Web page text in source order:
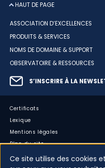
HAUT DE PAGE
ASSOCIATION D’EXCELLENCES
PRODUITS & SERVICES
NOMS DE DOMAINE & SUPPORT
OBSERVATOIRE & RESSOURCES
S’INSCRIRE À LA
Certificats
Lexique
Mentions légales
Plan du site
Accessibilité : partiellement
Ce site utilise des cookies